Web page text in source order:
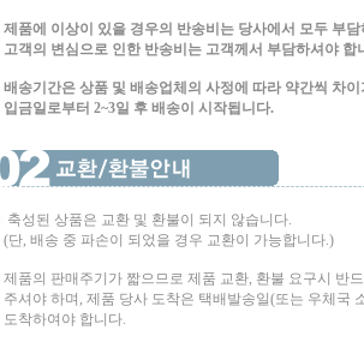
제품에 이상이 있을 경우의 반송비는 당사에서 모두 부담
고객의 변심으로 인한 반송비는 고객께서 부담하셔야 합
배송기간은 상품 및 배송업체의 사정에 따라 약간씩 차
입금일로부터 2~3일 후 배송이 시작됩니다.
축성된 상품은 교환 및 환불이 되지 않습니다.
(단, 배송 중 파손이 되었을 경우 교환이 가능합니다.)
제품의 판매주기가 짧으므로 제품 교환, 환불 요구시 반
주셔야 하며, 제품 당사 도착은 택배발송일(또는 우체국
도착하여야 합니다.